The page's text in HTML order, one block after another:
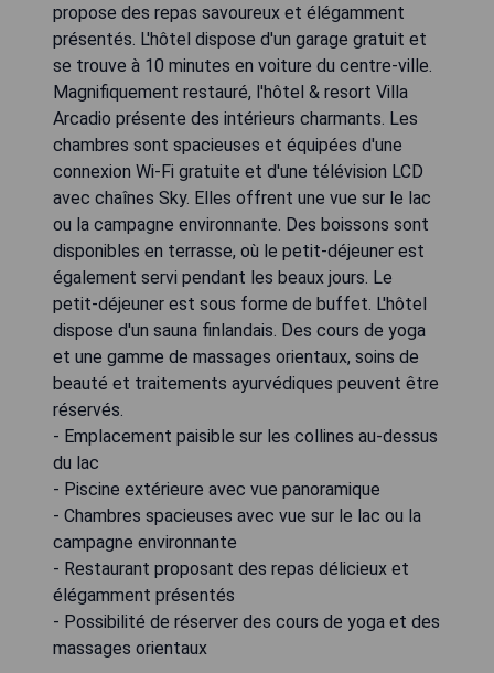
propose des repas savoureux et élégamment
présentés. L'hôtel dispose d'un garage gratuit et
se trouve à 10 minutes en voiture du centre-ville.
Magnifiquement restauré, l'hôtel & resort Villa
Arcadio présente des intérieurs charmants. Les
chambres sont spacieuses et équipées d'une
connexion Wi-Fi gratuite et d'une télévision LCD
avec chaînes Sky. Elles offrent une vue sur le lac
ou la campagne environnante. Des boissons sont
disponibles en terrasse, où le petit-déjeuner est
également servi pendant les beaux jours. Le
petit-déjeuner est sous forme de buffet. L'hôtel
dispose d'un sauna finlandais. Des cours de yoga
et une gamme de massages orientaux, soins de
beauté et traitements ayurvédiques peuvent être
réservés.
- Emplacement paisible sur les collines au-dessus
du lac
- Piscine extérieure avec vue panoramique
- Chambres spacieuses avec vue sur le lac ou la
campagne environnante
- Restaurant proposant des repas délicieux et
élégamment présentés
- Possibilité de réserver des cours de yoga et des
massages orientaux